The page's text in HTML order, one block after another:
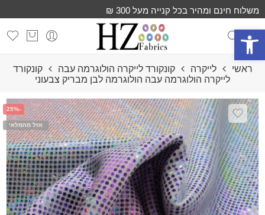
פתח סרגל נגישות
משלוח חינם ומהיר בכל קנייה מעל 300 ₪
ראשי לייקרה קונקורד לייקרה הולוגרמה עבה
קונקורד
לייקרה הולוגרמה עבה הולוגרמה לבן מבריק צבעוני
-25%
אזל מהמלאי